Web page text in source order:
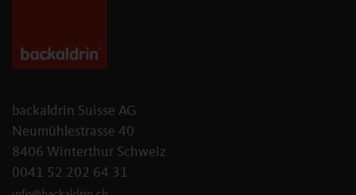
backaldrin Suisse AG
Neumühlestrasse 40
8406 Winterthur Schweiz
0041 52 202 64 31